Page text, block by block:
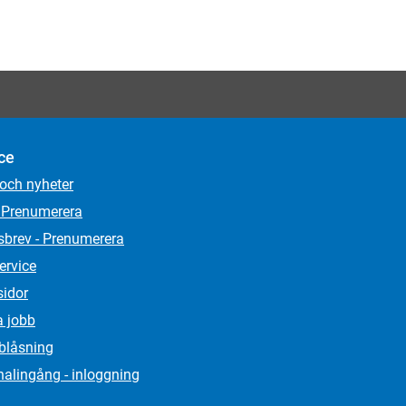
nyheter
- Prenumerera
jobb
- inloggning